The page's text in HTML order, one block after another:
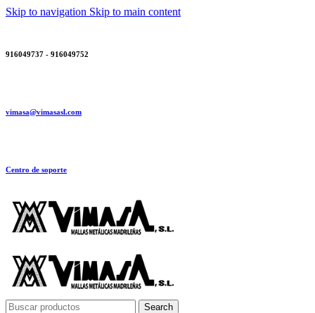
Skip to navigation Skip to main content
916049737 - 916049752
vimasa@vimasasl.com
Centro de soporte
Search